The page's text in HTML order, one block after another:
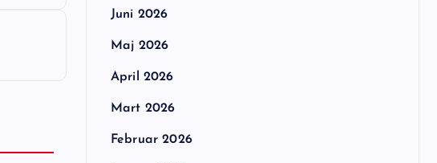
Juni 2026
Maj 2026
April 2026
Mart 2026
Februar 2026